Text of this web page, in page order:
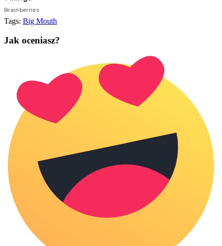
Tags: Big Mouth
Jak oceniasz?